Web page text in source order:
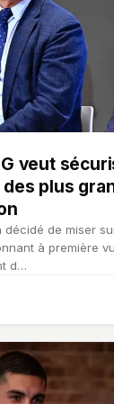
veut
plus
décidé de miser
à première
d…